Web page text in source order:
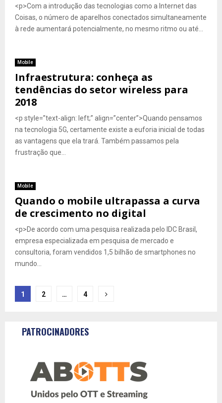
<p>Com a introdução das tecnologias como a Internet das
Coisas, o número de aparelhos conectados simultaneamente
à rede aumentará potencialmente, no mesmo ritmo ou até...
Mobile
Infraestrutura: conheça as
tendências do setor wireless para
2018
<p style=”text-align: left;” align=”center”>Quando pensamos
na tecnologia 5G, certamente existe a euforia inicial de todas
as vantagens que ela trará. Também passamos pela
frustração que...
Mobile
Quando o mobile ultrapassa a curva
de crescimento no digital
<p>De acordo com uma pesquisa realizada pelo IDC Brasil,
empresa especializada em pesquisa de mercado e
consultoria, foram vendidos 1,5 bilhão de smartphones no
mundo...
Navegação
posts
1 2 … 4
PATROCINADORES